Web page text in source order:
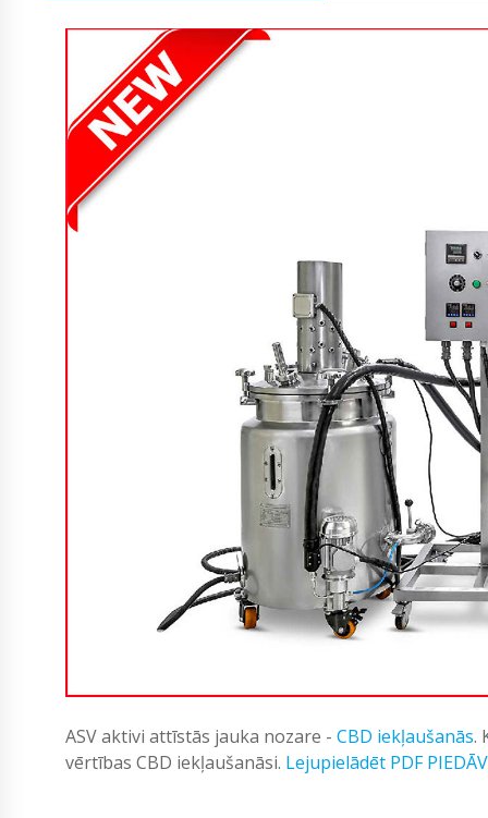
ASV aktivi attīstās jauka nozare - CBD iekļaušanās.
vērtības CBD iekļaušanāsi. Lejupielādēt PDF